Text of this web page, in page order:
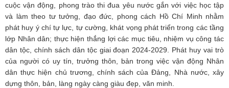
cuộc vận động, phong trào thi đua yêu nước gắn với việc học tập
và làm theo tư tưởng, đạo đức, phong cách Hồ Chí Minh nhằm
phát huy ý chí tự lực, tự cường, khát vọng phát triển trong các tầng
lớp Nhân dân; thực hiện thắng lợi các mục tiêu, nhiệm vụ công tác
dân tộc, chính sách dân tộc giai đoạn 2024-2029. Phát huy vai trò
của người có uy tín, trưởng thôn, bản trong việc vận động Nhân
dân thực hiện chủ trương, chính sách của Đảng, Nhà nước, xây
dựng thôn, bản, làng ngày càng giàu đẹp, văn minh.